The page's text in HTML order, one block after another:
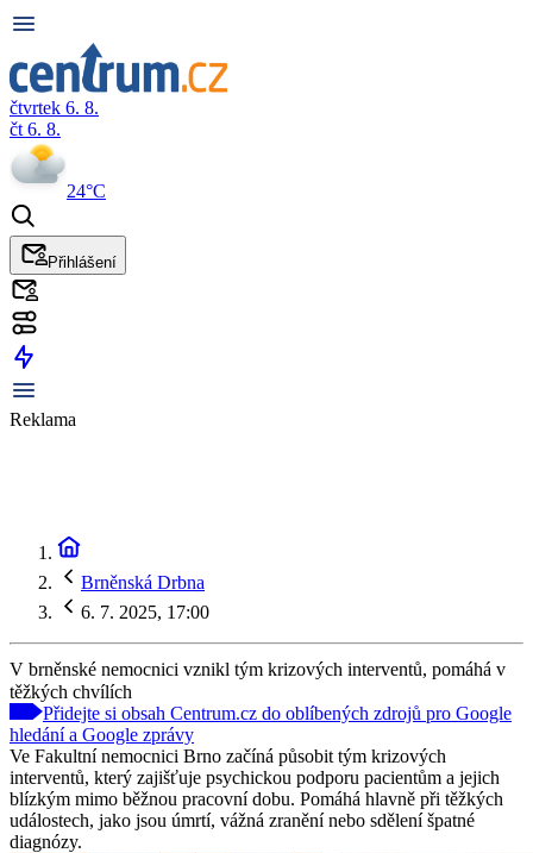
čtvrtek 6. 8.
čt 6. 8.
24°C
Přihlášení
Reklama
Brněnská Drbna
6. 7. 2025, 17:00
V brněnské nemocnici vznikl tým krizových interventů, pomáhá v
těžkých chvílích
Přidejte si obsah Centrum.cz do oblíbených zdrojů pro Google
hledání a Google zprávy
Ve Fakultní nemocnici Brno začíná působit tým krizových
interventů, který zajišťuje psychickou podporu pacientům a jejich
blízkým mimo běžnou pracovní dobu. Pomáhá hlavně při těžkých
událostech, jako jsou úmrtí, vážná zranění nebo sdělení špatné
diagnózy.